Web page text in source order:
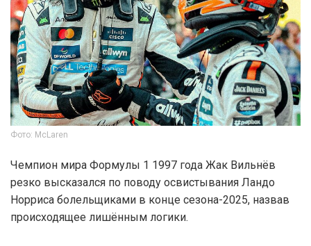
Фото: McLaren
Чемпион мира Формулы 1 1997 года Жак Вильнёв
резко высказался по поводу освистывания Ландо
Норриса болельщиками в конце сезона-2025, назвав
происходящее лишённым логики.